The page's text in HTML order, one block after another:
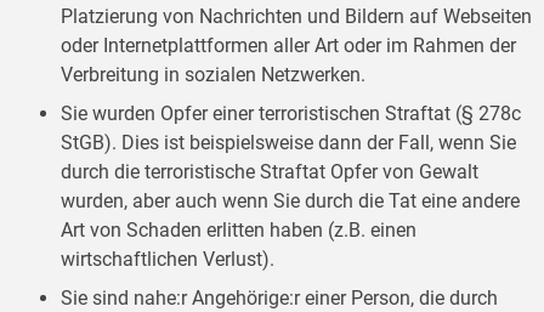
Platzierung von Nachrichten und Bildern auf Webseiten
oder Internet­plattformen aller Art oder im Rahmen der
Verbreitung in sozialen Netzwerken.
Sie wurden Opfer einer terroristischen Straftat (§ 278c
StGB). Dies ist beispielsweise dann der Fall, wenn Sie
durch die terroristische Straftat Opfer von Gewalt
wurden, aber auch wenn Sie durch die Tat eine andere
Art von Schaden erlitten haben (z.B. einen
wirtschaftlichen Verlust).
Sie sind nahe:r Angehörige:r einer Person, die durch